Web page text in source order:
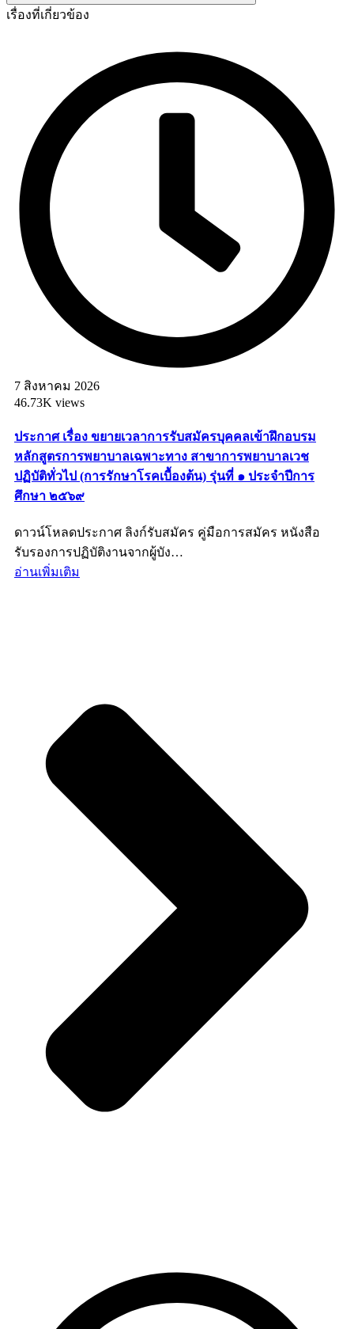
เรื่องที่เกี่ยวข้อง
7 สิงหาคม 2026
46.73K views
ประกาศ เรื่อง ขยายเวลาการรับสมัครบุคคลเข้าฝึกอบรม
หลักสูตรการพยาบาลเฉพาะทาง สาขาการพยาบาลเวช
ปฏิบัติทั่วไป (การรักษาโรคเบื้องต้น) รุ่นที่ ๑ ประจำปีการ
ศึกษา ๒๕๖๙
ดาวน์โหลดประกาศ ลิงก์รับสมัคร คู่มือการสมัคร หนังสือ
รับรองการปฏิบัติงานจากผู้บัง…
อ่านเพิ่มเติม